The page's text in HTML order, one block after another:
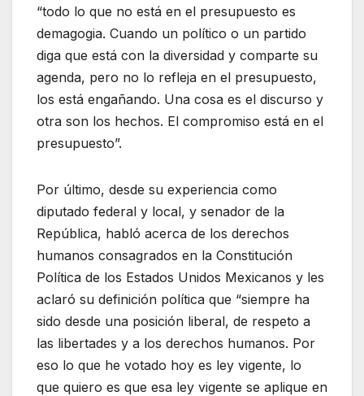
“todo lo que no está en el presupuesto es
demagogia. Cuando un político o un partido
diga que está con la diversidad y comparte su
agenda, pero no lo refleja en el presupuesto,
los está engañando. Una cosa es el discurso y
otra son los hechos. El compromiso está en el
presupuesto”.
Por último, desde su experiencia como
diputado federal y local, y senador de la
República, habló acerca de los derechos
humanos consagrados en la Constitución
Política de los Estados Unidos Mexicanos y les
aclaró su definición política que “siempre ha
sido desde una posición liberal, de respeto a
las libertades y a los derechos humanos. Por
eso lo que he votado hoy es ley vigente, lo
que quiero es que esa ley vigente se aplique en